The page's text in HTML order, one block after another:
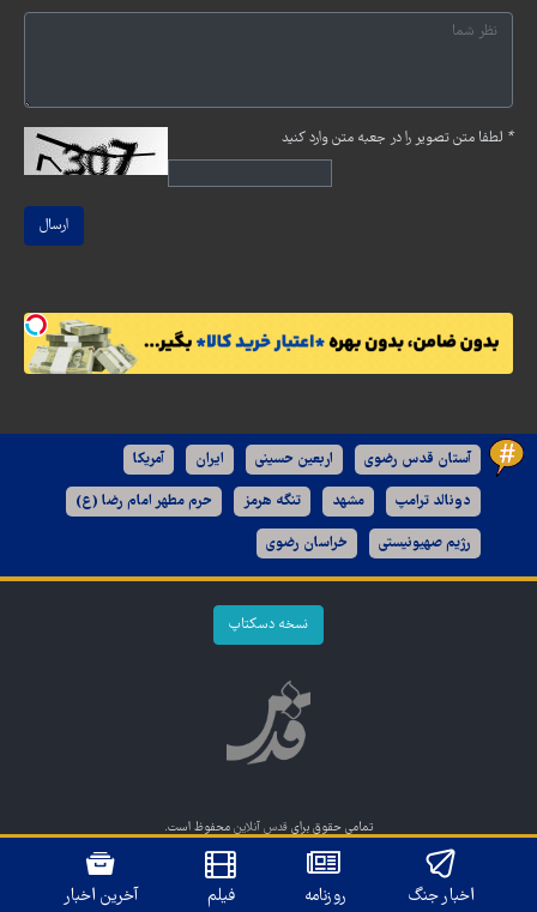
* لطفا متن تصویر را در جعبه متن وارد کنید
ارسال
آستان قدس رضوی اربعین حسینی ایران آمریکا
دونالد ترامپ مشهد تنگه هرمز حرم مطهر امام رضا (ع)
رژیم صهیونیستی خراسان رضوی
نسخه دسکتاپ
تمامی حقوق برای قدس آنلاین محفوظ است.
طراحی و تولید: نستوه
اخبار جنگ روزنامه فیلم آخرین اخبار